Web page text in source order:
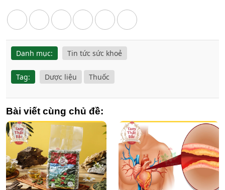
Danh mục: Tin tức sức khoẻ
Tag: Dược liệu Thuốc
Bài viết cùng chủ đề: